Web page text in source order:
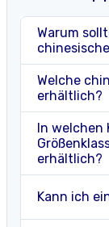
Warum
Welche
erhältlich?
In welchen
erhältlich?
Kann ich